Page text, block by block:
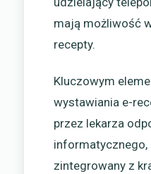
mają możliwość
recepty.
Kluczowym
wystawiania e-
przez lekarza
zintegrowany z